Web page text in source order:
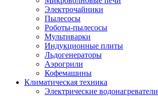
Электрочайники
Пылесосы
Роботы-пылесосы
Мультиварки
Индукционные плиты
Льдогенераторы
Аэрогрили
Кофемашины
Климатическая техника
Электрические водонагреватели